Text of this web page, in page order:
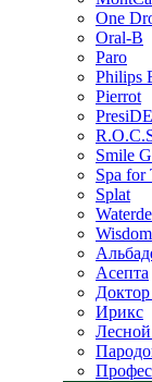
One
Oral-B
Paro
Philips
Pierrot
Smile
Spa for
Splat
Wisdom
Асепта
Ирикс